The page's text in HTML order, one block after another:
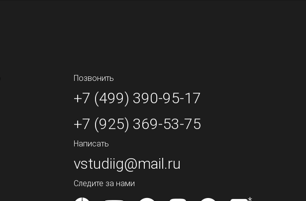
Позвонить
+7 (499) 390-95-17
+7 (925) 369-53-75
Написать
vstudiig@mail.ru
Следите за нами